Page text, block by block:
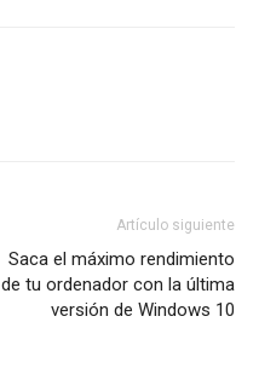
Artículo siguiente
Saca el máximo rendimiento
de tu ordenador con la última
versión de Windows 10